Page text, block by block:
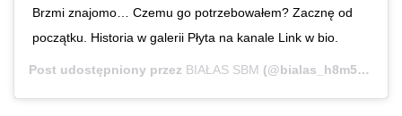
Brzmi znajomo… Czemu go potrzebowałem? Zacznę od
początku. Historia w galerii Płyta na kanale Link w bio.
Post udostępniony przez BIAŁAS SBM (@bialas_h8m5) Sty